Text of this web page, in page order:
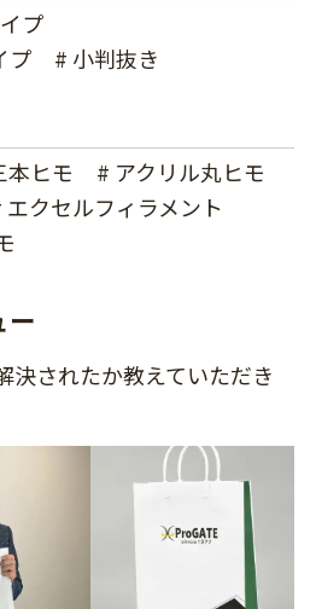
プ
プ
# 小判抜き
本ヒモ
# アクリル丸ヒモ
エクセルフィラメント
ー
決されたか教えていただき